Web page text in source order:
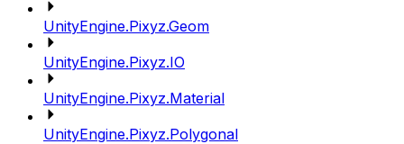
UnityEngine.Pixyz.Geom
UnityEngine.Pixyz.IO
UnityEngine.Pixyz.Material
UnityEngine.Pixyz.Polygonal